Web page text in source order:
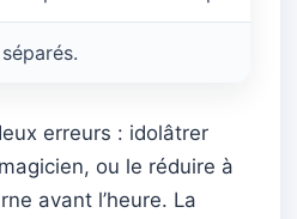
erreurs : idolâtrer
ou le réduire à
avant l’heure. La